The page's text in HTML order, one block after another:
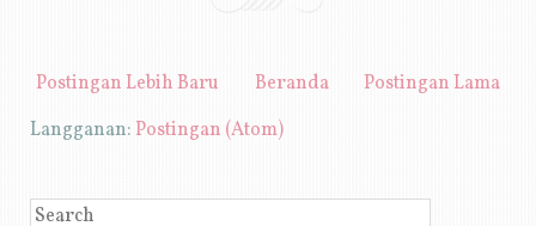
Postingan Lebih Baru Postingan Lama
Beranda
Langganan: Postingan (Atom)
SEARCH